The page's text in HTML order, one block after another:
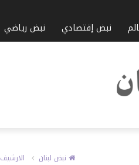
نبض إقتصادي نبض رياضي
نبض لبنان الارشيف